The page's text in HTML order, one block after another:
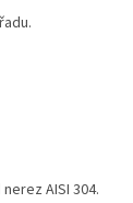
AISI 304.